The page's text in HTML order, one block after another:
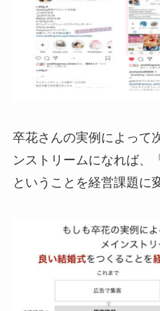
卒花さんの実例によって
ンストリームになれば、
ということを経営課題に